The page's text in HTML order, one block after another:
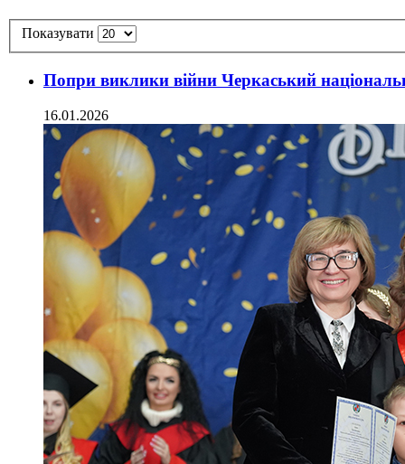
Показувати
Попри виклики війни Черкаський
16.01.2026